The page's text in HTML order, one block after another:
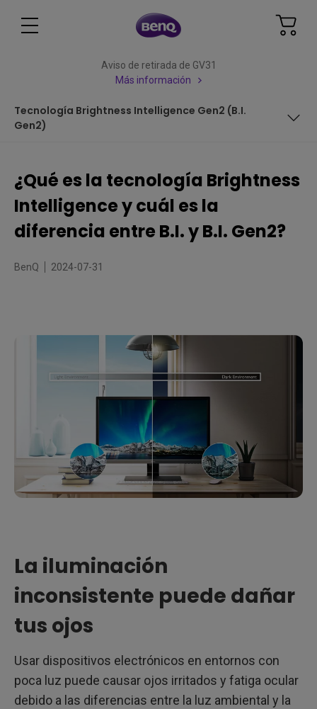
Aviso de retirada de GV31
Más información
Tecnología Brightness Intelligence Gen2 (B.I.
Gen2)
Tecnología Brightness Intelligence de BenQ
Tecnología Brightness Intelligence Plus (B.I.+Tech)
¿Qué es la tecnología Brightness
Intelligence y cuál es la
diferencia entre B.I. y B.I. Gen2?
BenQ 2024-07-31
La iluminación
inconsistente puede dañar
tus ojos
Usar dispositivos electrónicos en entornos con
poca luz puede causar ojos irritados y fatiga ocular
debido a las diferencias entre la luz ambiental y la